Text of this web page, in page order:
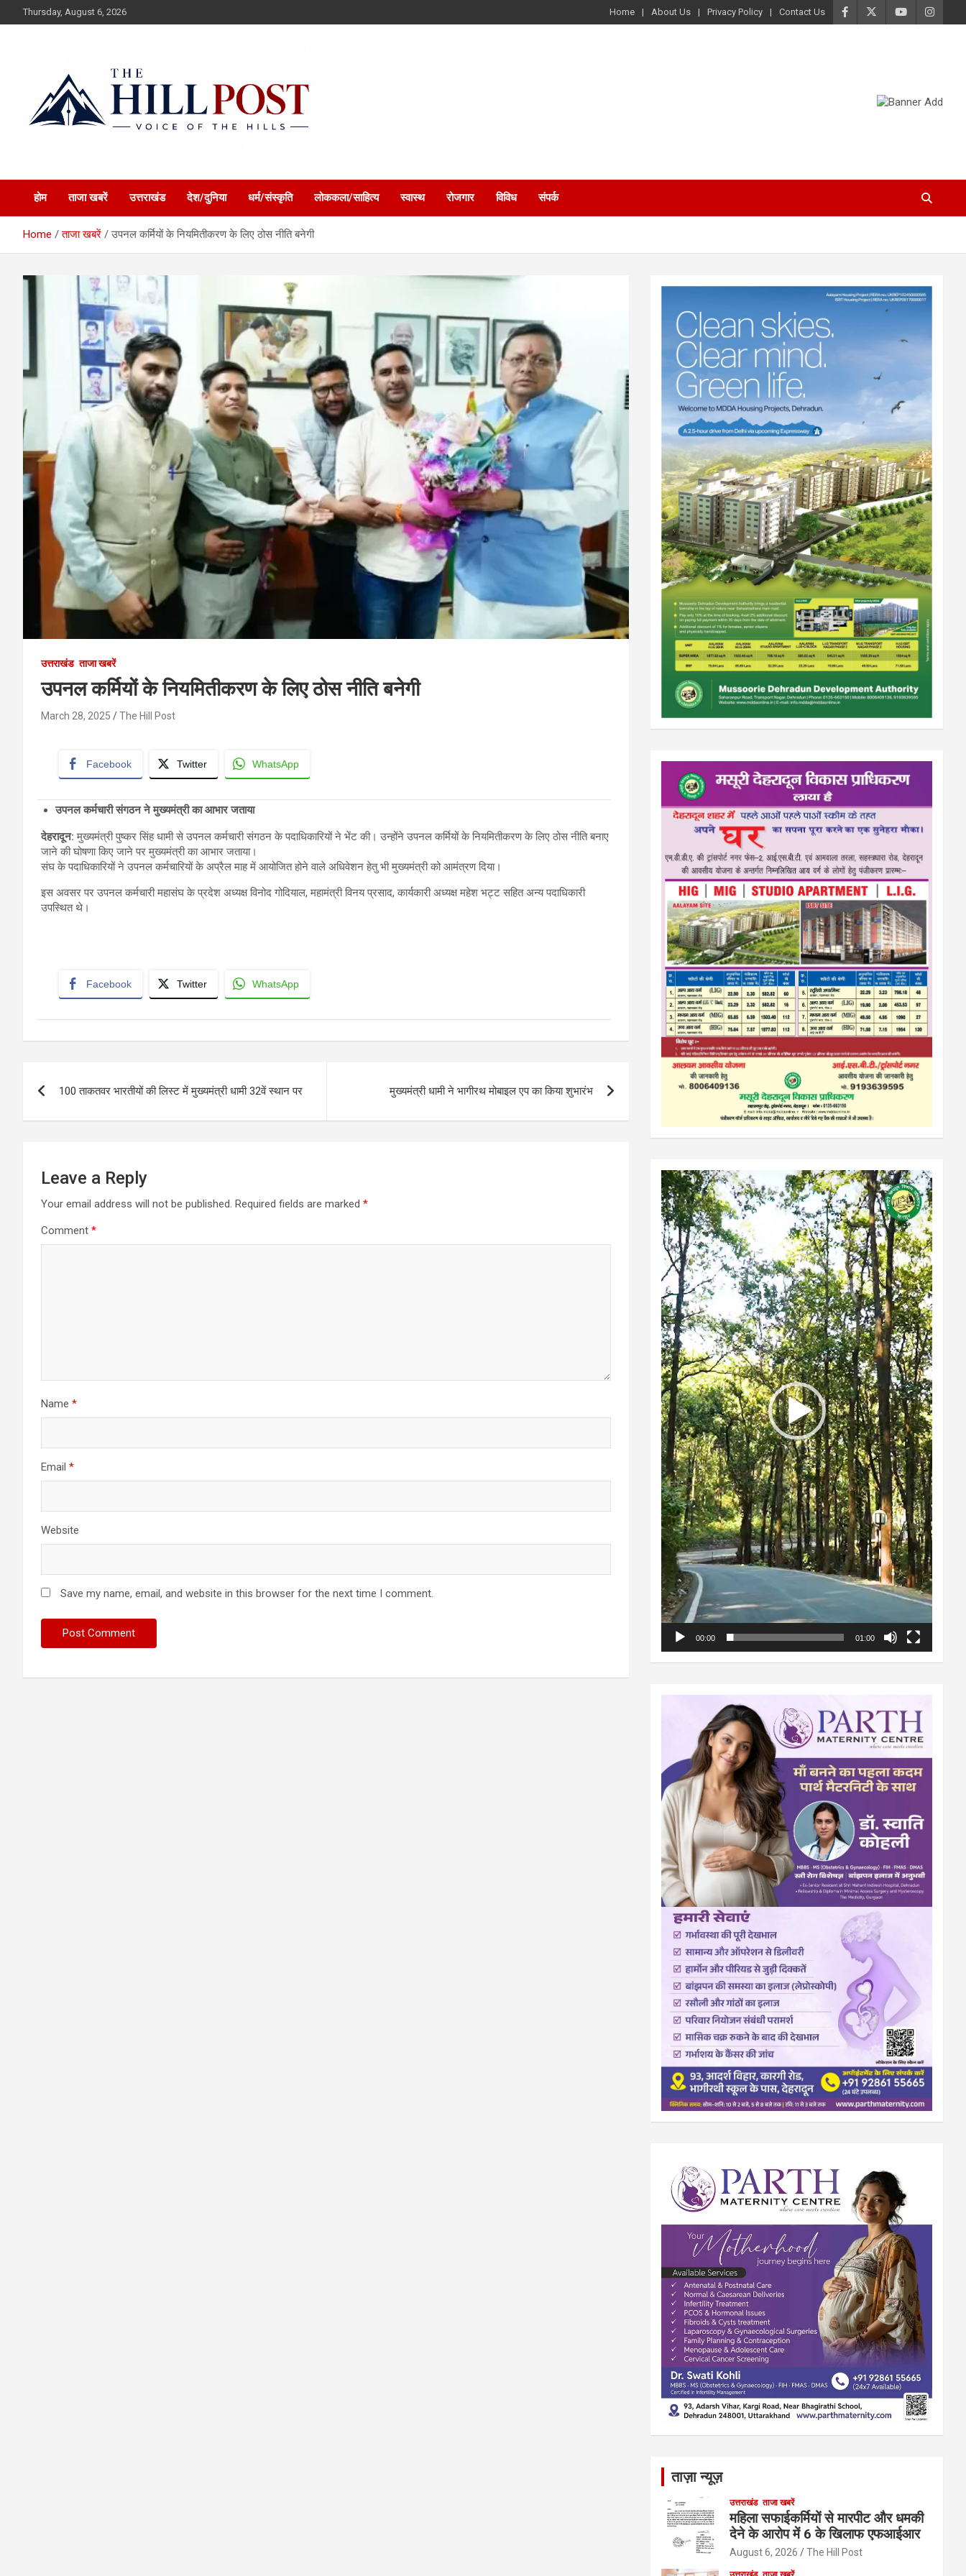
to
Thursday, August 6, 2026 Home About Us Privacy Policy Contact Us
The Hillpost
होम ताजा खबरें उत्तराखंड देश/दुनिया धर्म/संस्कृति लोककला/साहित्य स्वास्थ रोजगार विविध संपर्क
Home ताजा खबरें उपनल कर्मियों के नियमितीकरण के लिए ठोस नीति बनेगी
उत्तराखंड ताजा खबरें
उपनल कर्मियों के नियमितीकरण के लिए ठोस नीति बनेगी
March 28, 2025 The Hill Post
Facebook Twitter WhatsApp
उपनल कर्मचारी संगठन ने मुख्यमंत्री का आभार जताया
देहरादून: मुख्यमंत्री पुष्कर सिंह धामी से उपनल कर्मचारी संगठन के पदाधिकारियों ने भेंट की। उन्होंने उपनल कर्मियों के नियमितीकरण के लिए ठोस नीति बनाए
जाने की घोषणा किए जाने पर मुख्यमंत्री का आभार जताया।
संघ के पदाधिकारियों ने उपनल कर्मचारियों के अप्रैल माह में आयोजित होने वाले अधिवेशन हेतु भी मुख्यमंत्री को आमंत्रण दिया।
इस अवसर पर उपनल कर्मचारी महासंघ के प्रदेश अध्यक्ष विनोद गोदियाल, महामंत्री विनय प्रसाद, कार्यकारी अध्यक्ष महेश भट्ट सहित अन्य पदाधिकारी
उपस्थित थे।
Facebook Twitter WhatsApp
navigation
100 ताकतवर भारतीयों की लिस्ट में मुख्यमंत्री धामी 32वें स्थान पर मुख्यमंत्री धामी ने भागीरथ मोबाइल एप का किया शुभारंभ
Leave a Reply
Your email address will not be published. Required fields are marked *
Comment *
Name *
Email *
Website
Save my name, email, and website in this browser for the next time I comment.
Video
Player
00:00 01:00
ताज़ा न्यूज़
उत्तराखंड ताजा खबरें
महिला सफाईकर्मियों से मारपीट और धमकी
देने के आरोप में 6 के खिलाफ एफआईआर
August 6, 2026 The Hill Post